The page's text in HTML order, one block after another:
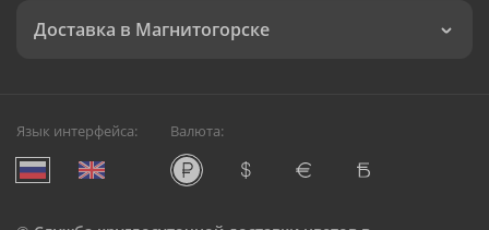
Доставка в Магнитогорске
Язык интерфейса: Валюта: